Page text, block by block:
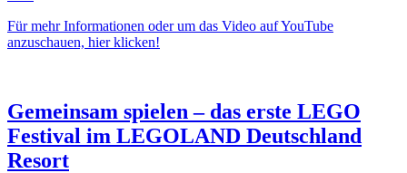
anzeigen
Für mehr Informationen oder um das Video auf YouTube
anzuschauen, hier klicken!
Gemeinsam spielen – das erste LEGO
Festival im LEGOLAND Deutschland
Resort